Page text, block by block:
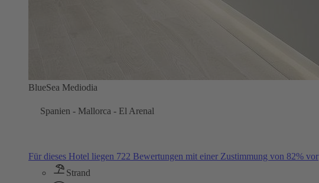
BlueSea Mediodia
Spanien - Mallorca - El Arenal
Für dieses Hotel liegen 722 Bewertungen mit einer Zustimmung von 82% vor
Strand